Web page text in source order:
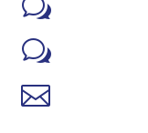
w
w
